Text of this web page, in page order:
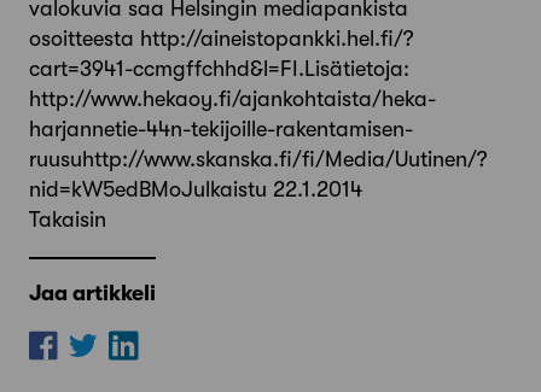
valokuvia saa Helsingin mediapankista
osoitteesta http://aineistopankki.hel.fi/?
cart=3941-ccmgffchhd&l=FI.Lisätietoja:
http://www.hekaoy.fi/ajankohtaista/heka-
harjannetie-44n-tekijoille-rakentamisen-
ruusuhttp://www.skanska.fi/fi/Media/Uutinen/?
nid=kW5edBMoJulkaistu 22.1.2014
Takaisin
Jaa artikkeli